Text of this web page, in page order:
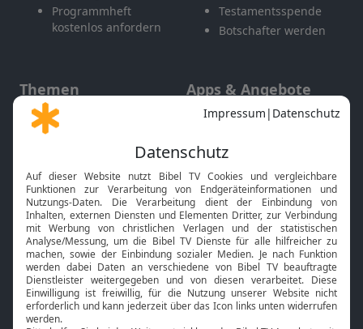
Programmheft
kostenlos anfordern
Testamentsspende
Botschafter werden
Themen
Gott und Bibel erklärt
Neuigkeiten
Apps & Angebote
Mobile App
Smart TV
HbbTV
Bibelthek Online-Bibel
Nächster Gottesdienst
Bibel TV Service